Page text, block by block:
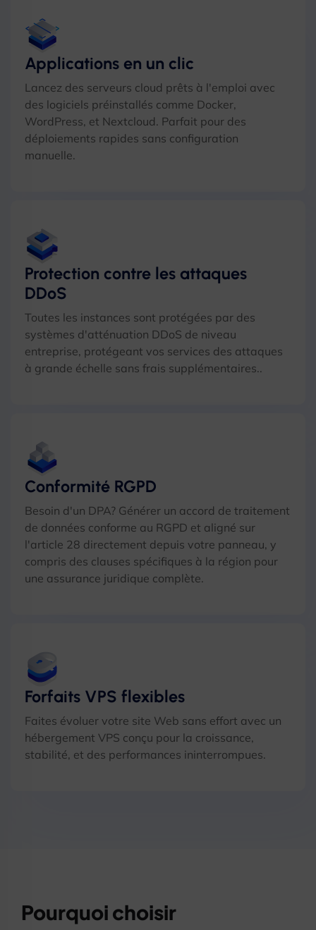
Applications en un clic
Lancez des serveurs cloud prêts à l'emploi avec
des logiciels préinstallés comme Docker,
WordPress, et Nextcloud. Parfait pour des
déploiements rapides sans configuration
manuelle.
Protection contre les attaques
DDoS
Toutes les instances sont protégées par des
systèmes d'atténuation DDoS de niveau
entreprise, protégeant vos services des attaques
à grande échelle sans frais supplémentaires..
Conformité RGPD
Besoin d'un DPA? Générer un accord de traitement
de données conforme au RGPD et aligné sur
l'article 28 directement depuis votre panneau, y
compris des clauses spécifiques à la région pour
une assurance juridique complète.
Forfaits VPS flexibles
Faites évoluer votre site Web sans effort avec un
hébergement VPS conçu pour la croissance,
stabilité, et des performances ininterrompues.
Pourquoi choisir